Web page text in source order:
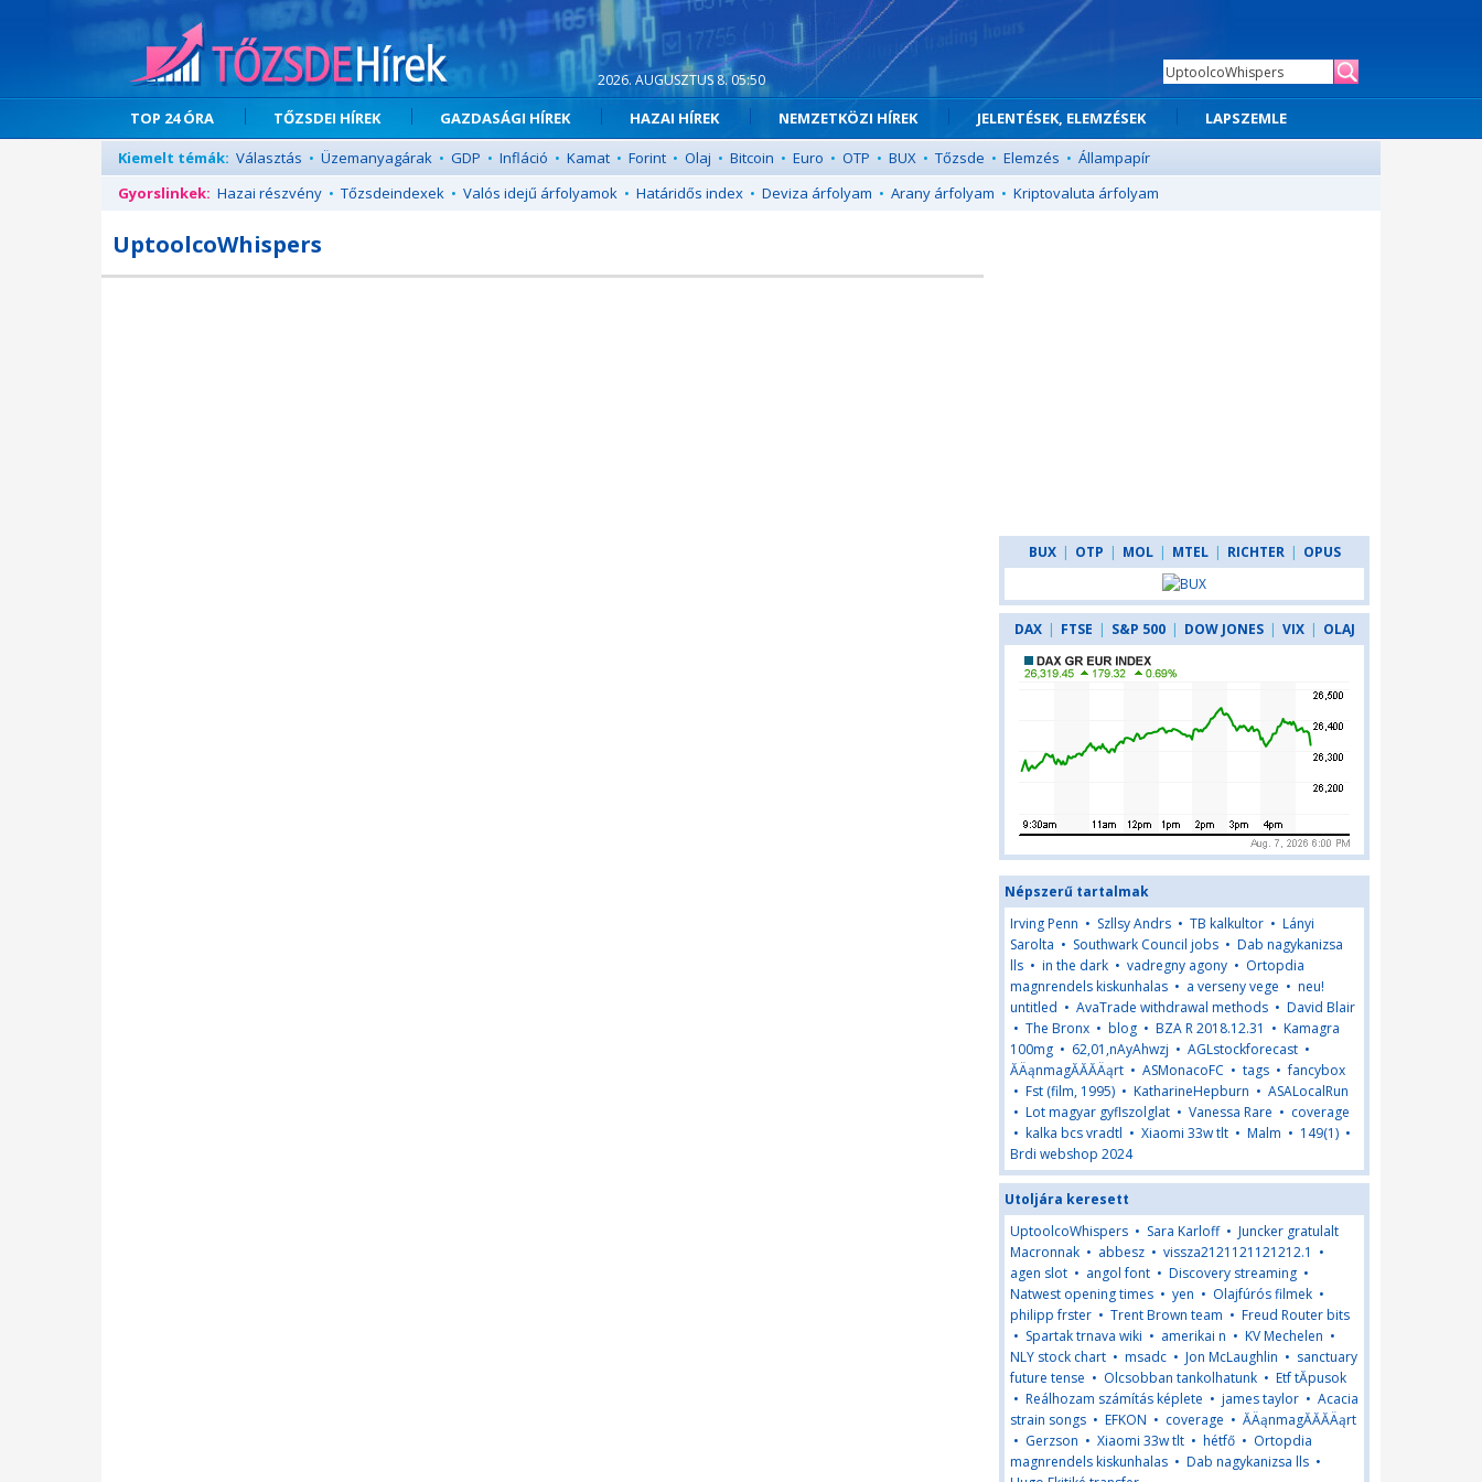
2026. AUGUSZTUS 8. 05:50
TOP 24 ÓRA TŐZSDEI HÍREK GAZDASÁGI HÍREK HAZAI HÍREK NEMZETKÖZI HÍREK JELENTÉSEK, ELEMZÉSEK
LAPSZEMLE
Kiemelt témák: Választás • Üzemanyagárak • GDP • Infláció • Kamat • Forint • Olaj • Bitcoin • Euro • OTP • BUX • Tőzsde • Elemzés • Állampapír
Gyorslinkek: Hazai részvény • Tőzsdeindexek • Valós idejű árfolyamok • Határidős index • Deviza árfolyam • Arany árfolyam • Kriptovaluta árfolyam
UptoolcoWhispers
BUX | OTP | MOL | MTEL | RICHTER | OPUS
DAX | FTSE | S&P 500 | DOW JONES | VIX | OLAJ
Népszerű tartalmak
Irving Penn • Szllsy Andrs • TB kalkultor • Lányi
Sarolta • Southwark Council jobs • Dab nagykanizsa
lls • in the dark • vadregny agony • Ortopdia
magnrendels kiskunhalas • a verseny vege • neu!
untitled • AvaTrade withdrawal methods • David Blair
• The Bronx • blog • BZA R 2018.12.31 • Kamagra
100mg • 62,01,nAyAhwzj • AGLstockforecast •
ĂÄąnmagĂĂĂÄąrt • ASMonacoFC • tags •fancybox
• Fst (film, 1995) • KatharineHepburn • ASALocalRun
• Lot magyar gyflszolglat • Vanessa Rare • coverage
• kalka bcs vradtl • Xiaomi 33w tlt • Malm • 149(1) •
Brdi webshop 2024
Utoljára keresett
UptoolcoWhispers • Sara Karloff• Juncker gratulalt
Macronnak • abbesz • vissza2121121121212.1 •
agen slot • angol font • Discovery streaming •
Natwest opening times • yen • Olajfúrós filmek •
philipp frster • Trent Brown team • Freud Router bits
• Spartak trnava wiki • amerikai n • KV Mechelen •
NLY stock chart • msadc • Jon McLaughlin • sanctuary
future tense • Olcsobban tankolhatunk • Etf tĂ­pusok
• Reálhozam számítás képlete • james taylor • Acacia
strain songs • EFKON • coverage • ĂÄąnmagĂĂĂÄąrt
• Gerzson • Xiaomi 33w tlt • hétfő • Ortopdia
magnrendels kiskunhalas • Dab nagykanizsa lls •